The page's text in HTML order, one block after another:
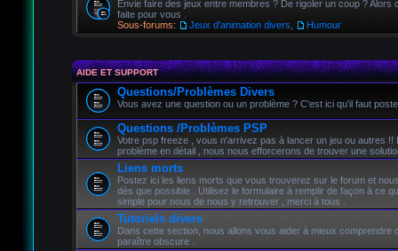
Envie faire des jeux entre membres ? De rigoler un coup ? Alors
faite pour vous .
Sous-forums:
Jeux d'animation divers Humour
AIDE ET SUPPORT
Questions/Problèmes Divers
Vous avez une question ou un problème ? C'est ici qu'il faut
Questions /Problèmes PSP
Votre psp freeze , vous n'arrivez pas à lancer un jeu ou autres !!
problème en détail , nous nous efforcerons de trouver une
Liens morts
Postez ici les liens morts que vous trouverez sur le forum et
dès que possible . Utilisez le formulaire à remplir de façon à ce
simple pour nous de nous y retrouver , merci à tous .
Tutoriels divers
Dans cette section, nous allons vous aider à mieux comprendre
paraître obscure .